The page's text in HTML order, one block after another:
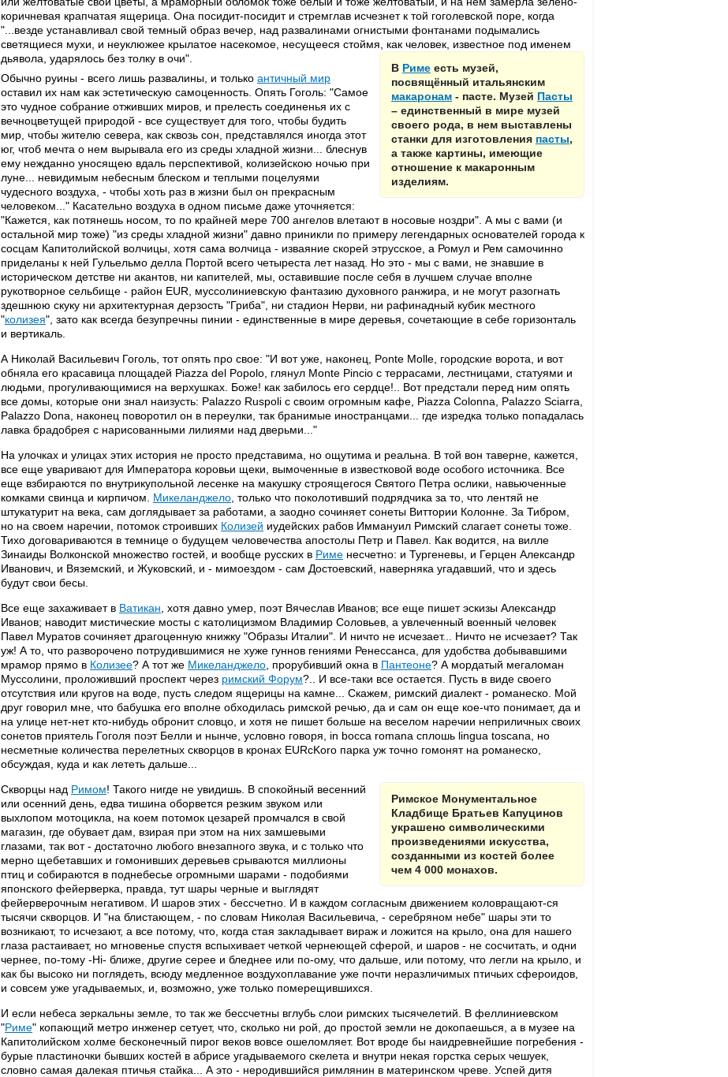
коричневая крапчатая ящерица. Она посидит-посидит и стремглав исчезнет к той гоголевской поре, когда
"...везде устанавливал свой темный образ вечер, над развалинами огнистыми фонтанами подымались
светящиеся мухи, и неуклюжее крылатое насекомое, несущееся стоймя, как человек, известное под именем
дьявола, ударялось без толку в очи".
В Риме есть музей,
посвящённый итальянским
макаронам - пасте. Музей Пасты
– единственный в мире музей
своего рода, в нем выставлены
станки для изготовления пасты,
а также картины, имеющие
отношение к макаронным
изделиям.
Обычно руины - всего лишь развалины, и только античный мир
оставил их нам как эстетическую самоценность. Опять Гоголь: "Самое
это чудное собрание отживших миров, и прелесть соединенья их с
вечноцветущей природой - все существует для того, чтобы будить
мир, чтобы жителю севера, как сквозь сон, представлялся иногда этот
юг, чтоб мечта о нем вырывала его из среды хладной жизни... блеснув
ему нежданно уносящею вдаль перспективой, колизейскою ночью при
луне... невидимым небесным блеском и теплыми поцелуями
чудесного воздуха, - чтобы хоть раз в жизни был он прекрасным
человеком..." Касательно воздуха в одном письме даже уточняется:
"Кажется, как потянешь носом, то по крайней мере 700 ангелов влетают в носовые ноздри". А мы с вами (и
остальной мир тоже) "из среды хладной жизни" давно приникли по примеру легендарных основателей города к
сосцам Капитолийской волчицы, хотя сама волчица - изваяние скорей этрусское, а Ромул и Рем самочинно
приделаны к ней Гульельмо делла Портой всего четыреста лет назад. Но это - мы с вами, не знавшие в
историческом детстве ни акантов, ни капителей, мы, оставившие после себя в лучшем случае вполне
рукотворное сельбище - район EUR, муссолиниевскую фантазию духовного ранжира, и не могут разогнать
здешнюю скуку ни архитектурная дерзость "Гриба", ни стадион Нерви, ни рафинадный кубик местного
"колизея", зато как всегда безупречны пинии - единственные в мире деревья, сочетающие в себе горизонталь
и вертикаль.
А Николай Васильевич Гоголь, тот опять про свое: "И вот уже, наконец, Ponte Molle, городские ворота, и вот
обняла его красавица площадей Piazza del Popolo, глянул Monte Pincio с террасами, лестницами, статуями и
людьми, прогуливающимися на верхушках. Боже! как забилось его сердце!.. Вот предстали перед ним опять
все домы, которые они знал наизусть: Palazzo Ruspoli с своим огромным кафе, Piazza Colonna, Palazzo Sciarra,
Palazzo Dona, наконец поворотил он в переулки, так бранимые иностранцами... где изредка только попадалась
лавка брадобрея с нарисованными лилиями над дверьми..."
На улочках и улицах этих история не просто представима, но ощутима и реальна. В той вон таверне, кажется,
все еще уваривают для Императора коровьи щеки, вымоченные в известковой воде особого источника. Все
еще взбираются по внутрикупольной лесенке на макушку строящегося Святого Петра ослики, навьюченные
комками свинца и кирпичом. Микеланджело , только что поколотивший подрядчика за то, что лентяй не
штукатурит на века, сам доглядывает за работами, а заодно сочиняет сонеты Виттории Колонне. За Тибром,
но на своем наречии, потомок строивших Колизей иудейских рабов Иммануил Римский слагает сонеты тоже.
Тихо договариваются в темнице о будущем человечества апостолы Петр и Павел. Как водится, на вилле
Зинаиды Волконской множество гостей, и вообще русских в Риме несчетно: и Тургеневы, и Герцен Александр
Иванович, и Вяземский, и Жуковский, и - мимоездом - сам Достоевский, наверняка угадавший, что и здесь
будут свои бесы.
Все еще захаживает в Ватикан , хотя давно умер, поэт Вячеслав Иванов; все еще пишет эскизы Александр
Иванов; наводит мистические мосты с католицизмом Владимир Соловьев, а увлеченный военный человек
Павел Муратов сочиняет драгоценную книжку "Образы Италии". И ничто не исчезает... Ничто не исчезает? Так
уж! А то, что разворочено потрудившимися не хуже гуннов гениями Ренессанса, для удобства добывавшими
мрамор прямо в Колизее? А тот же Микеланджело , прорубивший окна в Пантеоне? А мордатый мегаломан
Муссолини, проложивший проспект через римский Форум?.. И все-таки все остается. Пусть в виде своего
отсутствия или кругов на воде, пусть следом ящерицы на камне... Скажем, римский диалект - романеско. Мой
друг говорил мне, что бабушка его вполне обходилась римской речью, да и сам он еще кое-что понимает, да и
на улице нет-нет кто-нибудь обронит словцо, и хотя не пишет больше на веселом наречии неприличных своих
сонетов приятель Гоголя поэт Белли и нынче, условно говоря, in bocca romana сплошь lingua toscana, но
несметные количества перелетных скворцов в кронах EURcKoro парка уж точно гомонят на романеско,
обсуждая, куда и как лететь дальше...
Римское Монументальное
Кладбище Братьев Капуцинов
украшено символическими
произведениями искусства,
созданными из костей более
чем 4 000 монахов.
Скворцы над Римом! Такого нигде не увидишь. В спокойный весенний
или осенний день, едва тишина оборвется резким звуком или
выхлопом мотоцикла, на коем потомок цезарей промчался в свой
магазин, где обувает дам, взирая при этом на них замшевыми
глазами, так вот - достаточно любого внезапного звука, и с только что
мерно щебетавших и гомонивших деревьев срываются миллионы
птиц и собираются в поднебесье огромными шарами - подобиями
японского фейерверка, правда, тут шары черные и выглядят
фейерверочным негативом. И шаров этих - бессчетно. И в каждом согласным движением коловращают-ся
тысячи скворцов. И "на блистающем, - по словам Николая Васильевича, - серебряном небе" шары эти то
возникают, то исчезают, а все потому, что, когда стая закладывает вираж и ложится на крыло, она для нашего
глаза растаивает, но мгновенье спустя вспыхивает четкой чернеющей сферой, и шаров - не сосчитать, и одни
чернее, по-тому -Hi- ближе, другие серее и бледнее или по-ому, что дальше, или потому, что легли на крыло, и
как бы высоко ни поглядеть, всюду медленное воздухоплавание уже почти неразличимых птичьих сфероидов,
и совсем уже угадываемых, и, возможно, уже только померещившихся.
И если небеса зеркальны земле, то так же бессчетны вглубь слои римских тысячелетий. В феллиниевском
"Риме" копающий метро инженер сетует, что, сколько ни рой, до простой земли не докопаешься, а в музее на
Капитолийском холме бесконечный пирог веков вовсе ошеломляет. Вот вроде бы наидревнейшие погребения -
бурые пластиночки бывших костей в абрисе угадываемого скелета и внутри некая горстка серых чешуек,
словно самая далекая птичья стайка... А это - неродившийся римлянин в материнском чреве. Успей дитя